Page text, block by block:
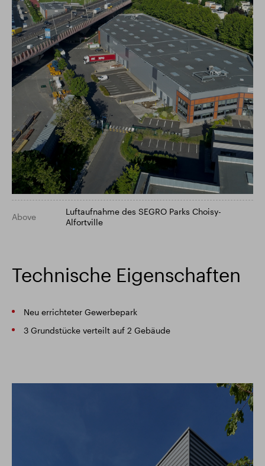
Above
Luftaufnahme des SEGRO Parks Choisy-
Alfortville
Technische Eigenschaften
Neu errichteter Gewerbepark
3 Grundstücke verteilt auf 2 Gebäude